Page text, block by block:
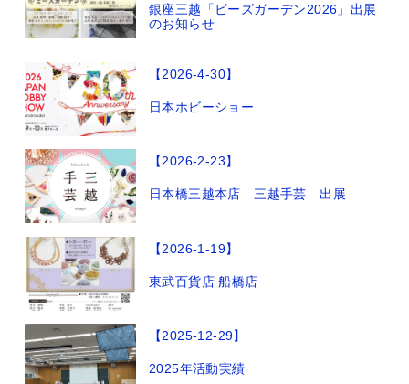
銀座三越「ビーズガーデン2026」出展
のお知らせ
【2026-4-30】
日本ホビーショー
【2026-2-23】
日本橋三越本店 三越手芸 出展
【2026-1-19】
東武百貨店 船橋店
【2025-12-29】
2025年活動実績